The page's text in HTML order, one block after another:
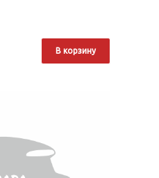
В корзину